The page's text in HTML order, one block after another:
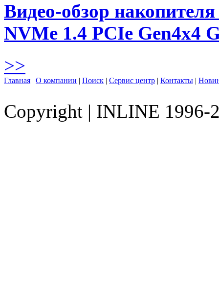
Видео-обзор
NVMe 1.4 PCIe Gen4х4
>>
Главная | О компании | Поиск | Сервис центр | Контакты |
Copyright | INLINE 1996-